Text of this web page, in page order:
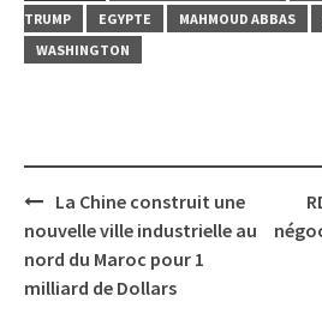
TRUMP
EGYPTE MAHMOUD ABBAS
WASHINGTON
Post
navigation
La Chine construit une
nouvelle ville industrielle au
nord du Maroc pour 1
milliard de Dollars